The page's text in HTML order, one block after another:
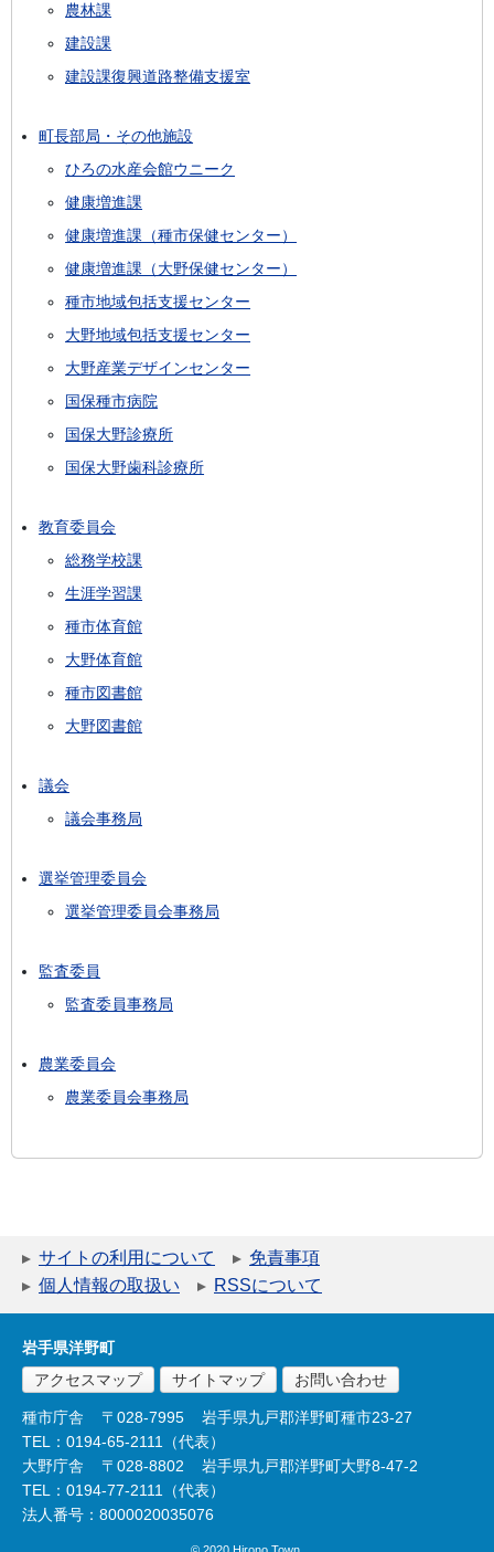
農林課
建設課
建設課復興道路整備支援室
町長部局・その他施設
ひろの水産会館ウニーク
健康増進課
健康増進課（種市保健センター）
健康増進課（大野保健センター）
種市地域包括支援センター
大野地域包括支援センター
大野産業デザインセンター
国保種市病院
国保大野診療所
国保大野歯科診療所
教育委員会
総務学校課
生涯学習課
種市体育館
大野体育館
種市図書館
大野図書館
議会
議会事務局
選挙管理委員会
選挙管理委員会事務局
監査委員
監査委員事務局
農業委員会
農業委員会事務局
サイトの利用について
免責事項
個人情報の取扱い
RSSについて
岩手県洋野町
アクセスマップ
サイトマップ お問い合わせ
種市庁舎 〒028-7995
岩手県九戸郡洋野町種市23-27
TEL：0194-65-2111（代表）
大野庁舎
〒028-8802
岩手県九戸郡洋野町大野8-47-2
TEL：0194-77-2111（代表）
法人番号：8000020035076